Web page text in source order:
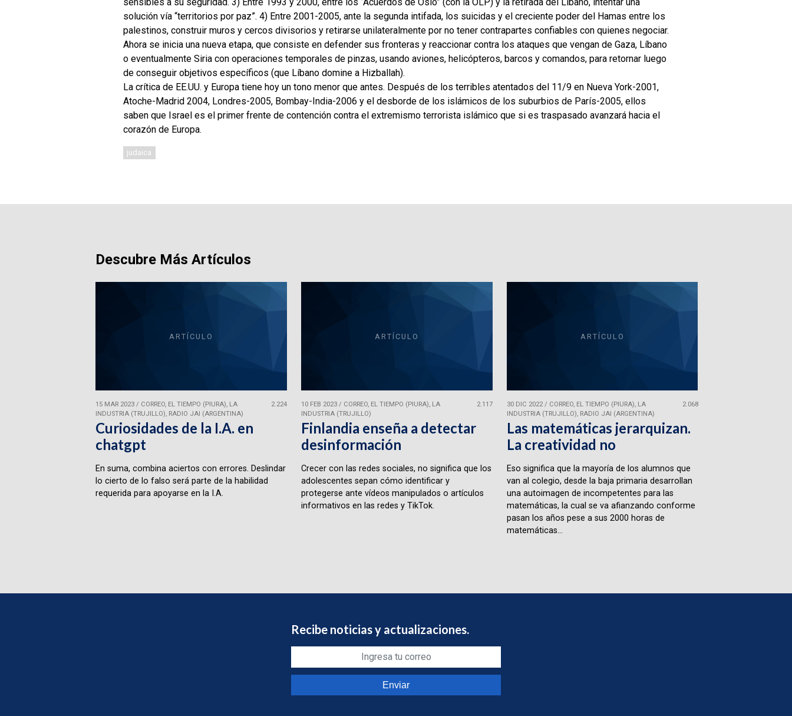
solución vía “territorios por paz”. 4) Entre 2001-2005, ante la segunda intifada, los suicidas y el creciente poder del Hamas entre los
palestinos, construir muros y cercos divisorios y retirarse unilateralmente por no tener contrapartes confiables con quienes negociar.
Ahora se inicia una nueva etapa, que consiste en defender sus fronteras y reaccionar contra los ataques que vengan de Gaza, Líbano
o eventualmente Siria con operaciones temporales de pinzas, usando aviones, helicópteros, barcos y comandos, para retornar luego
de conseguir objetivos específicos (que Líbano domine a Hizballah).
La crítica de EE.UU. y Europa tiene hoy un tono menor que antes. Después de los terribles atentados del 11/9 en Nueva York-2001,
Atoche-Madrid 2004, Londres-2005, Bombay-India-2006 y el desborde de los islámicos de los suburbios de París-2005, ellos
saben que Israel es el primer frente de contención contra el extremismo terrorista islámico que si es traspasado avanzará hacia el
corazón de Europa.
judaica
Descubre Más Artículos
ARTÍCULO
15 MAR 2023/ CORREO, EL TIEMPO (PIURA), LA
INDUSTRIA (TRUJILLO), RADIO JAI (ARGENTINA)
2.224
Curiosidades de la I.A. en
chatgpt
En suma, combina aciertos con errores. Deslindar
lo cierto de lo falso será parte de la habilidad
requerida para apoyarse en la I.A.
ARTÍCULO
10 FEB 2023/ CORREO, EL TIEMPO (PIURA), LA
INDUSTRIA (TRUJILLO)
2.117
Finlandia enseña a detectar
desinformación
Crecer con las redes sociales, no significa que los
adolescentes sepan cómo identificar y
protegerse ante vídeos manipulados o artículos
informativos en las redes y TikTok.
ARTÍCULO
30 DIC 2022/ CORREO, EL TIEMPO (PIURA), LA
INDUSTRIA (TRUJILLO), RADIO JAI (ARGENTINA)
2.068
Las matemáticas jerarquizan.
La creatividad no
Eso significa que la mayoría de los alumnos que
van al colegio, desde la baja primaria desarrollan
una autoimagen de incompetentes para las
matemáticas, la cual se va afianzando conforme
pasan los años pese a sus 2000 horas de
matemáticas...
Recibe noticias y actualizaciones.